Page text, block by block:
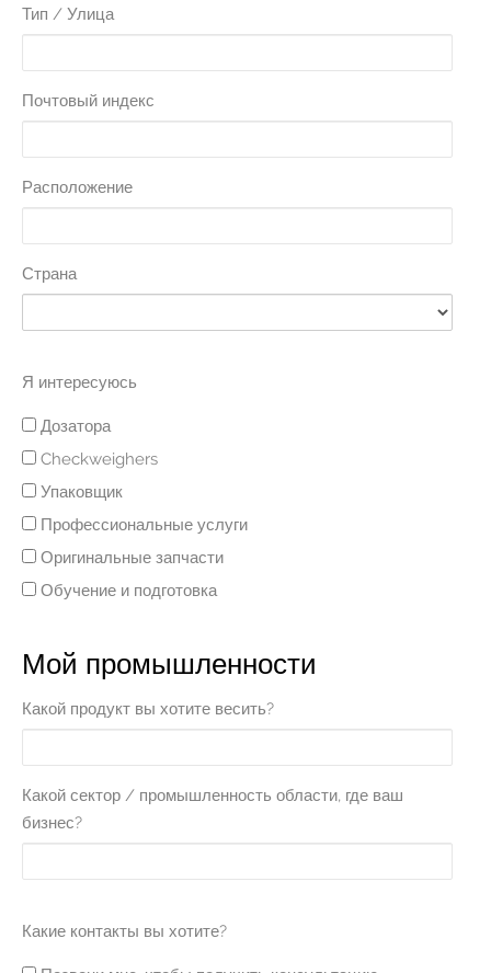
Тип / Улица
Почтовый индекс
Расположение
Страна
Я интересуюсь
Дозатора
Checkweighers
Упаковщик
Профессиональные услуги
Оригинальные запчасти
Обучение и подготовка
Мой промышленности
Какой продукт вы хотите весить?
Какой сектор / промышленность области, где ваш
бизнес?
Какие контакты вы хотите?